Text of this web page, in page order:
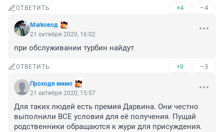
ОТВЕТИТЬ +4 –4
Markoвод
21 октября 2020, 16:02
при обслуживании турбин найдут
ОТВЕТИТЬ +8 –3
Проходя мимо
21 октября 2020, 15:57
Для таких людей есть премия Дарвина. Они честно
выполнили ВСЕ условия для её получения. Пущай
родственники обращаются к жури для присуждения.